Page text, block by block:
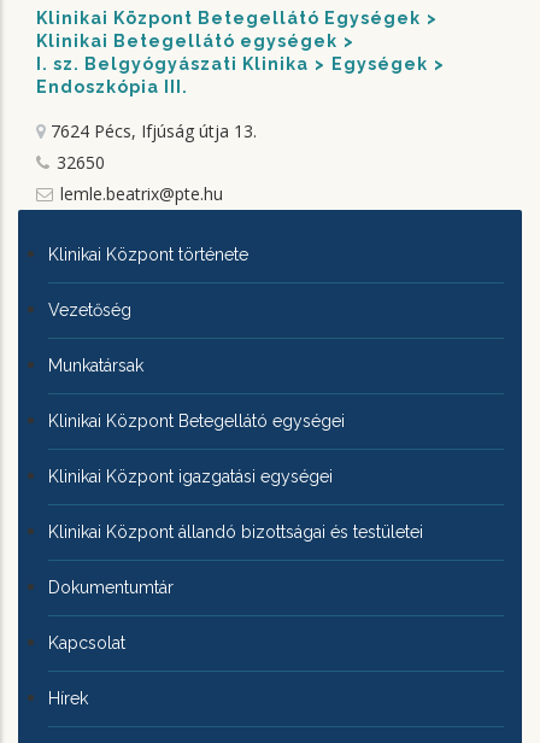
Klinikai Központ Betegellátó Egységek
Klinikai Betegellátó egységek
I. sz. Belgyógyászati Klinika
Egységek
Endoszkópia III.
7624 Pécs, Ifjúság útja 13.
32650
lemle.beatrix@pte.hu
KLINIKAI
KÖZPONTRÓL
Klinikai Központ története
Vezetőség
Munkatársak
Klinikai Központ Betegellátó egységei
Klinikai Központ igazgatási egységei
Klinikai Központ állandó bizottságai és testületei
Dokumentumtár
Kapcsolat
Hírek